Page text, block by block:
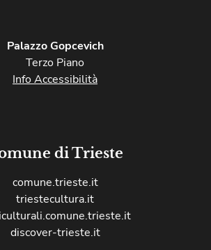
Palazzo Gopcevich
Terzo Piano
Info Accessibilità
di Trieste
comune.trieste.it
triestecultura.it
discover-trieste.it